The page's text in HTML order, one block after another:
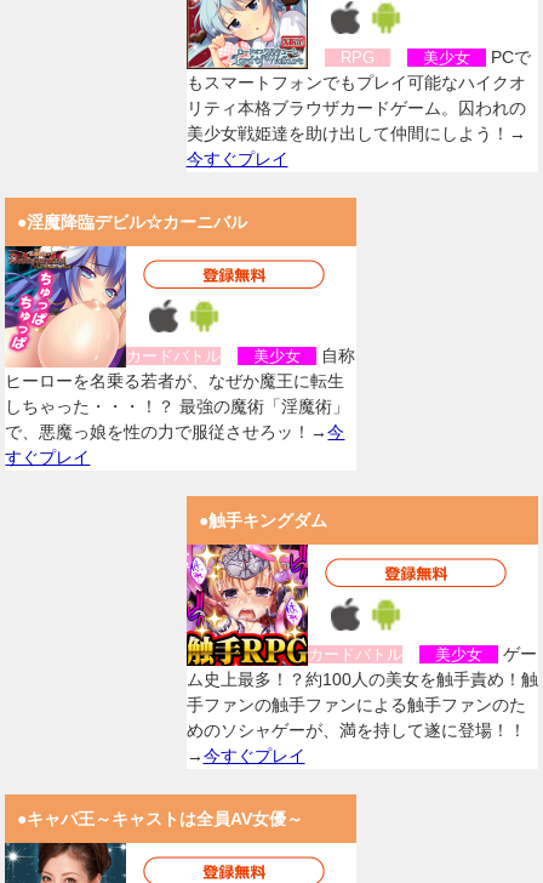
RPG 美少女
PCで
もスマートフォンでもプレイ可能なハイクオ
リティ本格ブラウザカードゲーム。囚われの
美少女戦姫達を助け出して仲間にしよう！→
今すぐプレイ
●淫魔降臨デビル☆カーニバル
カードバトル 美少女
自称
ヒーローを名乗る若者が、なぜか魔王に転生
しちゃった・・・！？ 最強の魔術「淫魔術」
で、悪魔っ娘を性の力で服従させろッ！→今
すぐプレイ
●触手キングダム
カードバトル 美少女
ゲー
ム史上最多！？約100人の美女を触手責め！触
手ファンの触手ファンによる触手ファンのた
めのソシャゲーが、満を持して遂に登場！！
→今すぐプレイ
●キャバ王～キャストは全員AV女優～